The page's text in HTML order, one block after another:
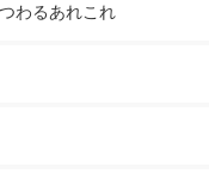
わるあれこれ